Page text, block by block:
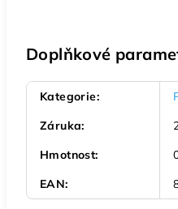
Doplňkové
Kategorie:
Záruka:
Hmotnost:
EAN: